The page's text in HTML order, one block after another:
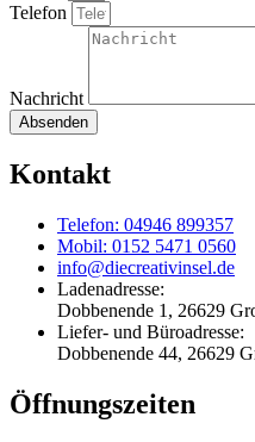
Telefon
Nachricht
Absenden
Kontakt
Telefon: 04946 899357
Mobil: 0152 5471 0560
info@diecreativinsel.de
Ladenadresse:
Dobbenende 1, 26629
Liefer- und Büroadresse:
Dobbenende 44, 26629
Öffnungszeiten